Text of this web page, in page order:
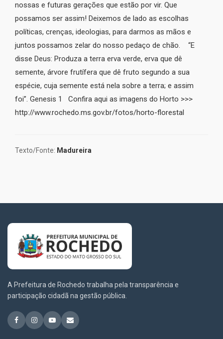
nossas e futuras gerações que estão por vir. Que
possamos ser assim! Deixemos de lado as escolhas
políticas, crenças, ideologias, para darmos as mãos e
juntos possamos zelar do nosso pedaço de chão. “E
disse Deus: Produza a terra erva verde, erva que dê
semente, árvore frutífera que dê fruto segundo a sua
espécie, cuja semente está nela sobre a terra; e assim
foi”. Genesis 1 Confira aqui as imagens do Horto >>>
http://www.rochedo.ms.gov.br/fotos/horto-florestal
Texto/Fonte: Madureira
A Prefeitura de Rochedo trabalha pela transparência e
participação cidadã na gestão pública.